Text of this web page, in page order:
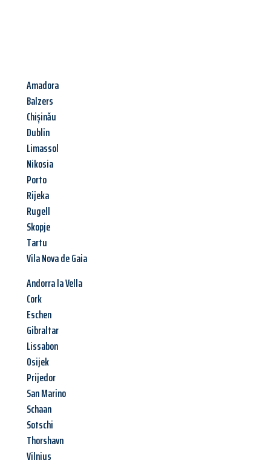
Amadora
Balzers
Chișinău
Dublin
Limassol
Nikosia
Porto
Rijeka
Rugell
Skopje
Tartu
Vila Nova de Gaia
Andorra la Vella
Cork
Eschen
Gibraltar
Lissabon
Osijek
Prijedor
San Marino
Schaan
Sotschi
Thorshavn
Vilnius